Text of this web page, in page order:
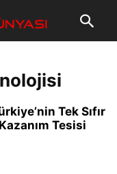
Tek Sıfır
Tesisi